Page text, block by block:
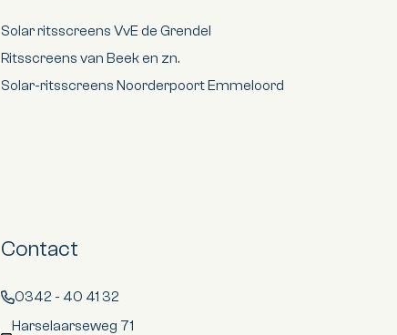
Solar ritsscreens VvE de Grendel
Ritsscreens van Beek en zn.
Solar-ritsscreens Noorderpoort Emmeloord
Contact
0342 - 40 41 32
Harselaarseweg 71